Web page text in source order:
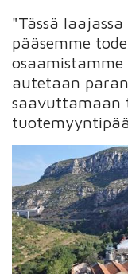
"Tässä
pääsemme
autetaan
saavuttamaan